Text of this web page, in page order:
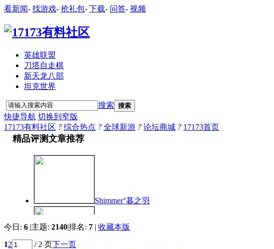
看新闻- 找游戏- 抢礼包- 下载- 问答- 视频
英雄联盟
刀塔自走棋
新天龙八部
坦克世界
搜索 搜索
快捷导航 切换到窄版
17173有料社区 ? 综合热点 ? 全球新游 ? 论坛商城 ? 17173首页
今日: 6 |主题: 2140|排名: 7 | 收藏本版
12 / 2 页下一页